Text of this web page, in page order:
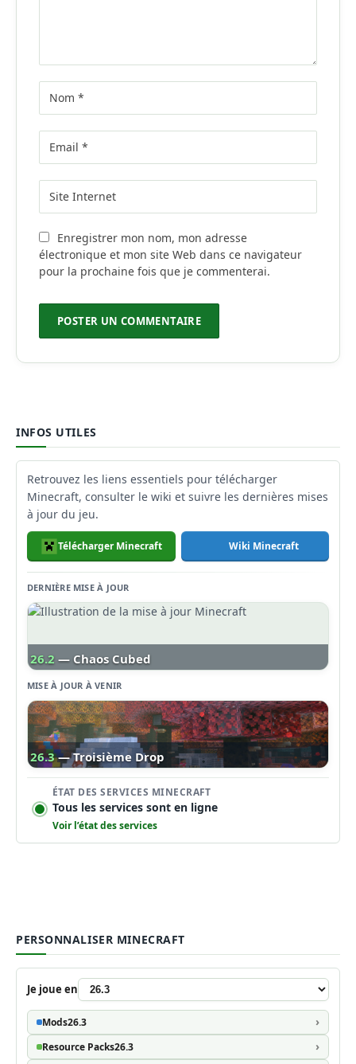
Enregistrer mon nom, mon adresse
électronique et mon site Web dans ce navigateur
pour la prochaine fois que je commenterai.
INFOS UTILES
Retrouvez les liens essentiels pour télécharger
Minecraft, consulter le wiki et suivre les dernières mises
à jour du jeu.
Télécharger Minecraft Wiki Minecraft
DERNIÈRE MISE À JOUR
26.2 — Chaos Cubed
MISE À JOUR À VENIR
26.3 — Troisième Drop
ÉTAT DES SERVICES MINECRAFT
Tous les services sont en ligne
Voir l’état des services
PERSONNALISER MINECRAFT
Je joue en
Mods26.3
Resource Packs26.3